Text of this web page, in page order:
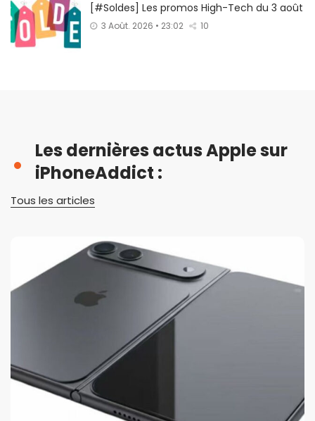
[#Soldes] Les promos High-Tech du 3 août
3 Août. 2026 • 23:02 10
Les dernières actus Apple sur
iPhoneAddict :
Tous les articles